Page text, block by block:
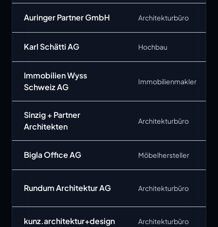
Auringer Partner GmbH Architekturbüro
Karl Schätti AG Hochbau
Immobilien Wyss
Schweiz AG
Immobilienmakler
Sinzig + Partner
Architekten
Architekturbüro
Bigla Office AG Möbelhersteller
Rundum Architektur AG Architekturbüro
kunz.architektur+design Architekturbüro